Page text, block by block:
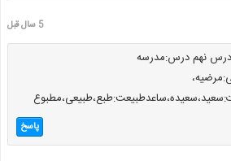
5 سال قبل
درس نهم درس:مدرسه
پاسخ